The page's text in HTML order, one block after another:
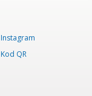
Instagram
Kod QR